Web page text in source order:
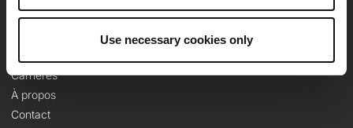
Use necessary cookies only
Carrières
À propos
Contact